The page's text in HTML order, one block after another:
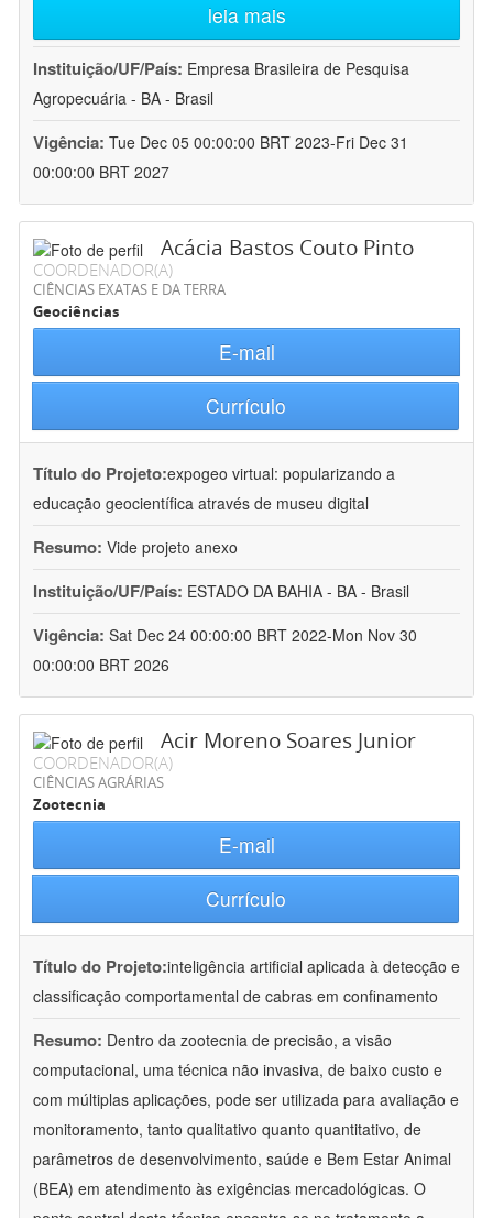
leia mais
Instituição/UF/País: Empresa Brasileira de Pesquisa
Agropecuária - BA - Brasil
Vigência: Tue Dec 05 00:00:00 BRT 2023-Fri Dec 31
00:00:00 BRT 2027
Acácia Bastos Couto Pinto
COORDENADOR(A)
CIÊNCIAS EXATAS E DA TERRA
Geociências
E-mail
Currículo
Título do Projeto:expogeo virtual: popularizando a
educação geocientífica através de museu digital
Resumo: Vide projeto anexo
Instituição/UF/País: ESTADO DA BAHIA - BA - Brasil
Vigência: Sat Dec 24 00:00:00 BRT 2022-Mon Nov 30
00:00:00 BRT 2026
Acir Moreno Soares Junior
COORDENADOR(A)
CIÊNCIAS AGRÁRIAS
Zootecnia
E-mail
Currículo
Título do Projeto:inteligência artificial aplicada à detecção e
classificação comportamental de cabras em confinamento
Resumo: Dentro da zootecnia de precisão, a visão
computacional, uma técnica não invasiva, de baixo custo e
com múltiplas aplicações, pode ser utilizada para avaliação e
monitoramento, tanto qualitativo quanto quantitativo, de
parâmetros de desenvolvimento, saúde e Bem Estar Animal
(BEA) em atendimento às exigências mercadológicas. O